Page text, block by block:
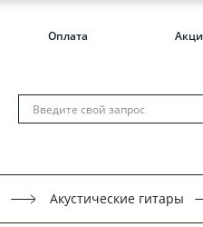
Оплата
Акустические гитары